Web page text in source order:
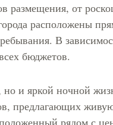
размещения, от
расположены
В
бюджетов.
и яркой ночной
предлагающих
рядом с